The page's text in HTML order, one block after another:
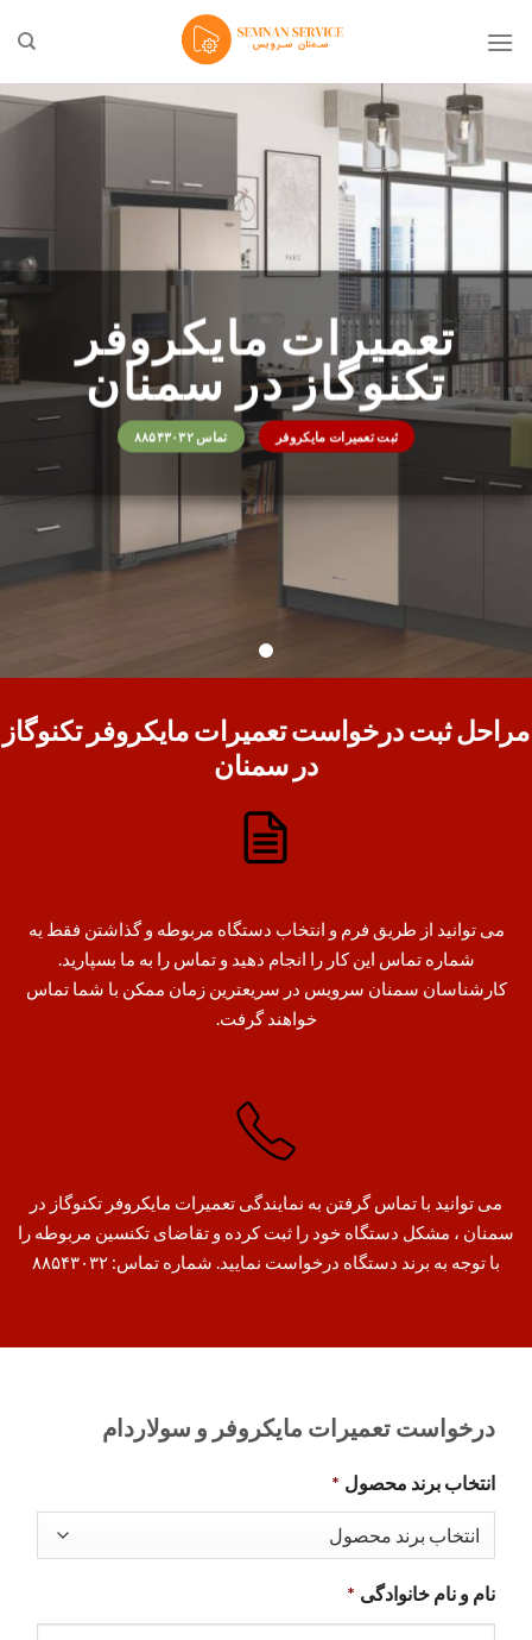
تعمیرات مایکروفر
تکنوگاز در سمنان
ثبت تعمیرات مایکروفر تماس ۸۸۵۴۳۰۳۲
مراحل ثبت درخواست تعمیرات مایکروفر تکنوگاز
در سمنان
می توانید از طریق فرم و انتخاب دستگاه مربوطه و گذاشتن فقط یه
شماره تماس این کار را انجام دهید و تماس را به ما بسپارید.
کارشناسان سمنان سرویس در سریعترین زمان ممکن با شما تماس
خواهند گرفت.
می توانید با تماس گرفتن به نمایندگی تعمیرات مایکروفر تکنوگاز در
سمنان ، مشکل دستگاه خود را ثبت کرده و تقاضای تکنسین مربوطه را
با توجه به برند دستگاه درخواست نمایید. شماره تماس: ۸۸۵۴۳۰۳۲
درخواست تعمیرات مایکروفر و سولاردام
انتخاب برند محصول *
نام و نام خانوادگی *